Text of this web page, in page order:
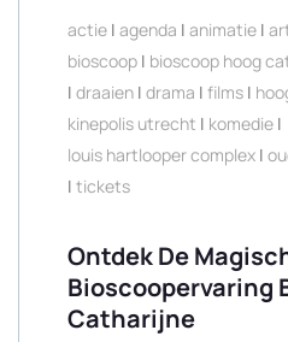
actie | agenda | animatie |
bioscoop | bioscoop hoog
| draaien | drama | films |
kinepolis utrecht | komedie |
louis hartlooper complex |
| tickets
Ontdek De
Bioscoopervaring
Catharijne